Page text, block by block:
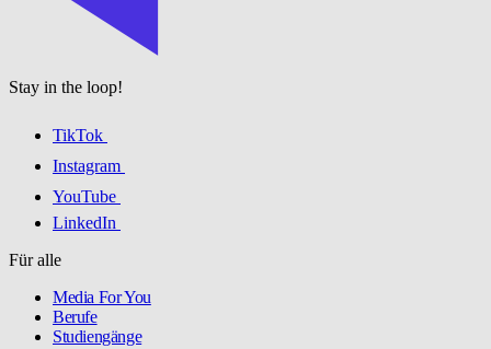
Stay in the loop!
TikTok
Instagram
YouTube
LinkedIn
Für alle
Media For You
Berufe
Studiengänge